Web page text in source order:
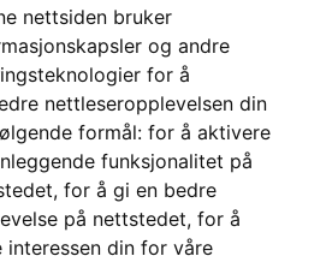
nettsiden bruker
og andre
for å
nettleseropplevelsen din
formål: for å aktivere
funksjonalitet på
, for å gi en bedre
på nettstedet, for å
interessen din for våre